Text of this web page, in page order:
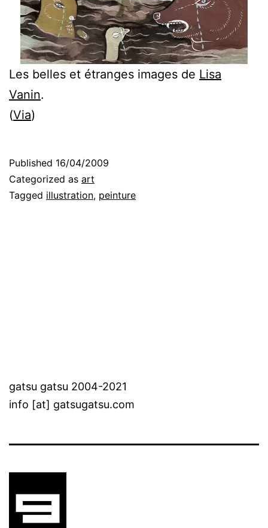
Les belles et étranges images de Lisa
Vanin.
(Via)
Published 16/04/2009
Categorized as art
Tagged illustration, peinture
gatsu gatsu 2004-2021
info [at] gatsugatsu.com